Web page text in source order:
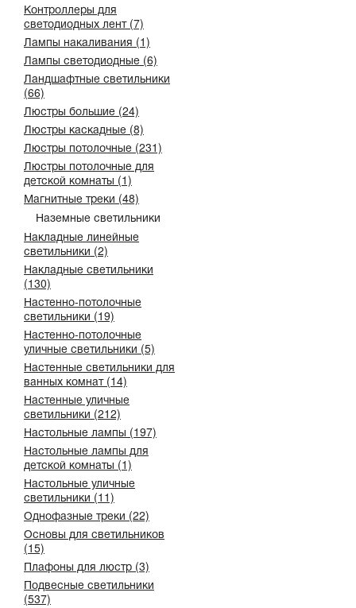
Контроллеры для
светодиодных лент (7)
Лампы накаливания (1)
Лампы светодиодные (6)
Ландшафтные светильники
(66)
Люстры большие (24)
Люстры каскадные (8)
Люстры потолочные (231)
Люстры потолочные для
детской комнаты (1)
Магнитные треки (48)
Наземные светильники
Накладные линейные
светильники (2)
Накладные светильники
(130)
Настенно-потолочные
светильники (19)
Настенно-потолочные
уличные светильники (5)
Настенные светильники для
ванных комнат (14)
Настенные уличные
светильники (212)
Настольные лампы (197)
Настольные лампы для
детской комнаты (1)
Настольные уличные
светильники (11)
Однофазные треки (22)
Основы для светильников
(15)
Плафоны для люстр (3)
Подвесные светильники
(537)